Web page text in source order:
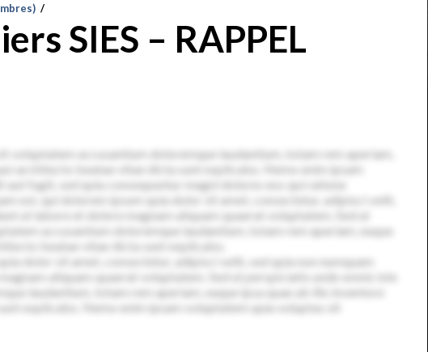
/
SIES – RAPPEL
voluptatem accusantium doloremque laudantium, totam rem aperiam,
architecto beatae vitae dicta sunt explicabo. Nemo enim ipsam
fugit, sed quia consequuntur magni dolores eos qui ratione
est, qui dolorem ipsum quia dolor sit amet, consectetur, adipisci velit,
ut labore et dolore magnam aliquam quaerat voluptatem. Sed ut
accusantium doloremque laudantium, totam rem aperiam, eaque
beatae vitae dicta sunt explicabo.
dolor sit amet, consectetur, adipisci velit, sed quia non numquam
aliquam quaerat voluptatem. Sed ut perspiciatis unde omnis iste
laudantium, totam rem aperiam, eaque ipsa quae ab illo inventore
explicabo. Nemo enim ipsam voluptatem quia voluptas sit